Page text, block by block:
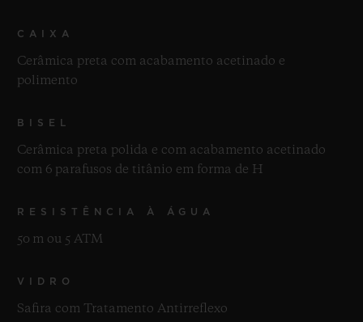
CAIXA
Cerâmica preta com acabamento acetinado e
polimento
BISEL
Cerâmica preta polida e com acabamento acetinado
com 6 parafusos de titânio em forma de H
RESISTÊNCIA À ÁGUA
50 m ou 5 ATM
VIDRO
Safira com Tratamento Antirreflexo